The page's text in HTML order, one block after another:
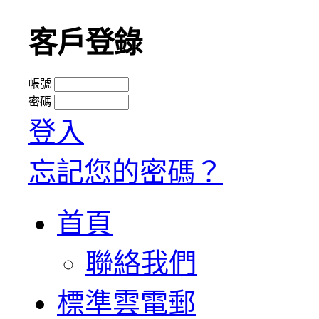
客戶登錄
帳號
密碼
登入
忘記您的密碼？
首頁
聯絡我們
標準雲電郵